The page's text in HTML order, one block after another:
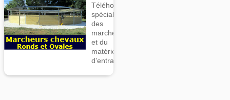
Téléhorse,
spécialiste
des
marcheurs
et du
matériel
d’entrainement